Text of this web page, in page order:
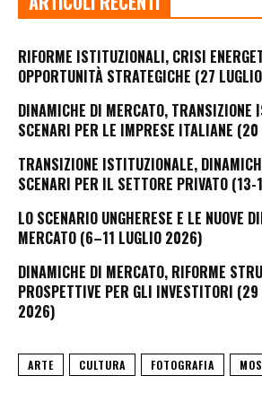
RIFORME ISTITUZIONALI, CRISI
OPPORTUNITÀ STRATEGICHE (27
DINAMICHE DI MERCATO, TRANSIZIONE
SCENARI PER LE IMPRESE ITALIANE
TRANSIZIONE ISTITUZIONALE,
SCENARI PER IL SETTORE PRIVATO
LO SCENARIO UNGHERESE E LE NUOVE
MERCATO (6–11 LUGLIO 2026)
DINAMICHE DI MERCATO, RIFORME
PROSPETTIVE PER GLI INVESTITORI
2026)
ARTE CULTURA FOTOGRAFIA